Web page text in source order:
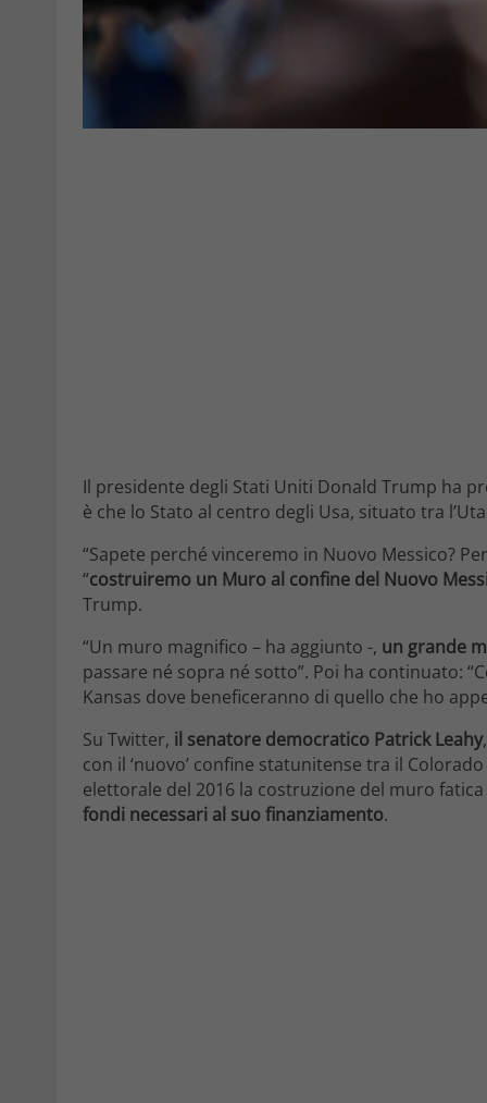
Il presidente degli Stati Uniti Donald Trump ha
è che lo Stato al centro degli Usa, situato tra
“Sapete perché vinceremo in Nuovo Messico?
“costruiremo un Muro al confine del Nuovo
Trump.
“Un muro magnifico – ha aggiunto -, un grande
passare né sopra né sotto”. Poi ha continuato:
Kansas dove beneficeranno di quello che ho
Su Twitter, il senatore democratico Patrick Leahy
con il ‘nuovo’ confine statunitense tra il
elettorale del 2016 la costruzione del muro
fondi necessari al suo finanziamento.